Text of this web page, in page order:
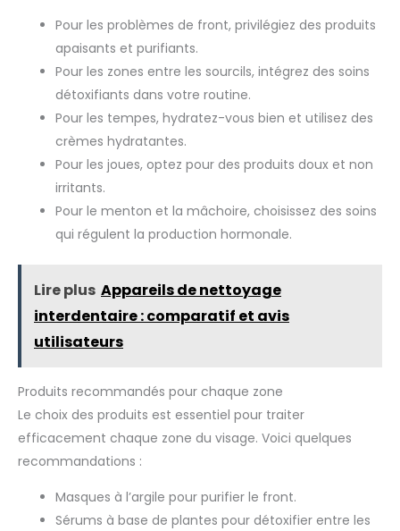
Pour les problèmes de front, privilégiez des produits
apaisants et purifiants.
Pour les zones entre les sourcils, intégrez des soins
détoxifiants dans votre routine.
Pour les tempes, hydratez-vous bien et utilisez des
crèmes hydratantes.
Pour les joues, optez pour des produits doux et non
irritants.
Pour le menton et la mâchoire, choisissez des soins
qui régulent la production hormonale.
Lire plus Appareils de nettoyage
interdentaire : comparatif et avis
utilisateurs
Produits recommandés pour chaque zone
Le choix des produits est essentiel pour traiter
efficacement chaque zone du visage. Voici quelques
recommandations :
Masques à l’argile pour purifier le front.
Sérums à base de plantes pour détoxifier entre les